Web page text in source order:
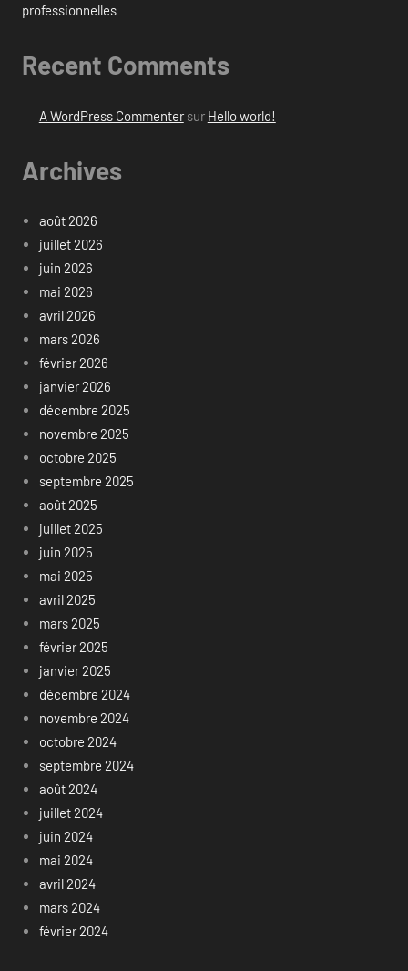
professionnelles
Recent Comments
A WordPress Commentersur Hello world!
Archives
août 2026
juillet 2026
juin 2026
mai 2026
avril 2026
mars 2026
février 2026
janvier 2026
décembre 2025
novembre 2025
octobre 2025
septembre 2025
août 2025
juillet 2025
juin 2025
mai 2025
avril 2025
mars 2025
février 2025
janvier 2025
décembre 2024
novembre 2024
octobre 2024
septembre 2024
août 2024
juillet 2024
juin 2024
mai 2024
avril 2024
mars 2024
février 2024